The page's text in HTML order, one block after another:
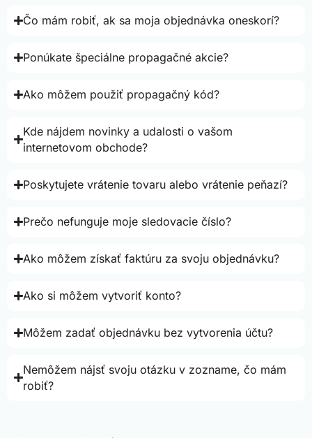
Čo mám robiť, ak sa moja objednávka oneskorí?
Ponúkate špeciálne propagačné akcie?
Ako môžem použiť propagačný kód?
Kde nájdem novinky a udalosti o vašom
internetovom obchode?
Poskytujete vrátenie tovaru alebo vrátenie peňazí?
Prečo nefunguje moje sledovacie číslo?
Ako môžem získať faktúru za svoju objednávku?
Ako si môžem vytvoriť konto?
Môžem zadať objednávku bez vytvorenia účtu?
Nemôžem nájsť svoju otázku v zozname, čo mám
robiť?